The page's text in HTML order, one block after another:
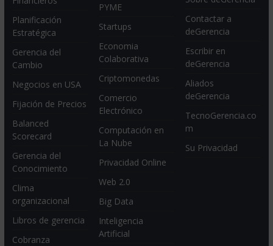
Planificación
Estratégica
Gerencia del
Cambio
Negocios en USA
Fijación de Precios
Balanced
Scorecard
Gerencia del
Conocimiento
Clima
organizacional
Libros de gerencia
Cobranza
PYME
Startups
Economia
Colaborativa
Criptomonedas
Comercio
Electrónico
Computación en
La Nube
Privacidad Online
Web 2.0
Big Data
Inteligencia
Artificial
Contactar a
deGerencia
Escribir en
deGerencia
Aliados
deGerencia
TecnoGerencia.co
m
Su Privacidad